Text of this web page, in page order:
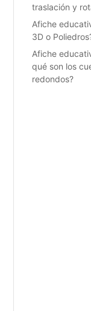
traslación y
Afiche
3D o
Afiche
qué son los
redondos?